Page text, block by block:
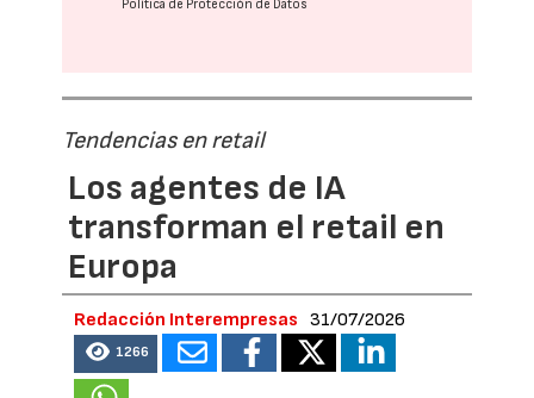
Política de Protección de Datos
Tendencias en retail
Los agentes de IA
transforman el retail en
Europa
Redacción Interempresas 31/07/2026
1266